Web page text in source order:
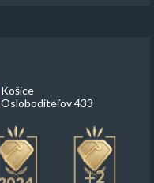
Košice
Osloboditeľov 433
+2